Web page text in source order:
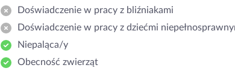
Doświadczenie w pracy z bliźniakami
Doświadczenie w pracy z dziećmi
Niepaląca/y
Obecność zwierząt